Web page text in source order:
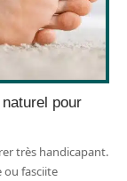
pour
très handicapant.
ou fasciite